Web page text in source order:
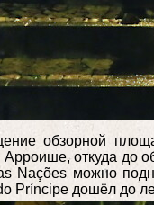
обзорной
откуда
Nações можно
Príncipe дошёл до